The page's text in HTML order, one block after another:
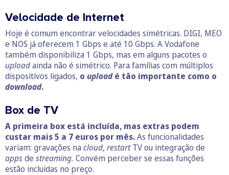
Velocidade de Internet
Hoje é comum encontrar velocidades simétricas. DIGI, MEO
e NOS já oferecem 1 Gbps e até 10 Gbps. A Vodafone
também disponibiliza 1 Gbps, mas em alguns pacotes o
uploadainda não é simétrico. Para famílias com múltiplos
dispositivos ligados, o uploadé tão importante como o
download.
Box de TV
A primeira box está incluída, mas extras podem
custar mais 5 a 7 euros por mês.As funcionalidades
variam: gravações na cloud, restartTV ou integração de
appsde streaming. Convém perceber se essas funções
estão incluídas no preço.